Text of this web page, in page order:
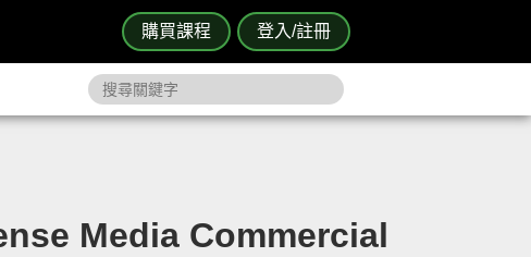
購買課程 登入/註冊
Media Commercial